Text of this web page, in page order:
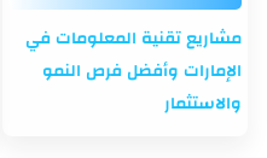
مشاريع تقنية المعلومات في
الإمارات وأفضل فرص النمو
والاستثمار